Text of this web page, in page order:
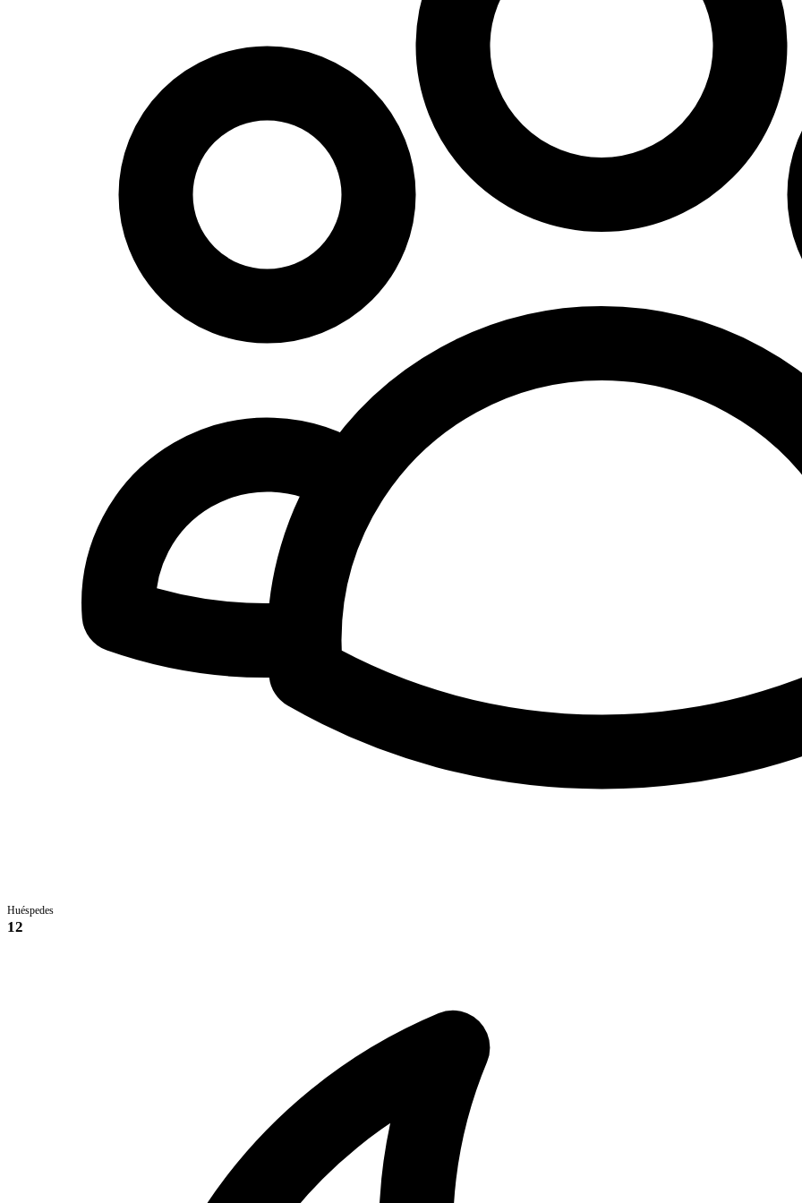
Huéspedes
12